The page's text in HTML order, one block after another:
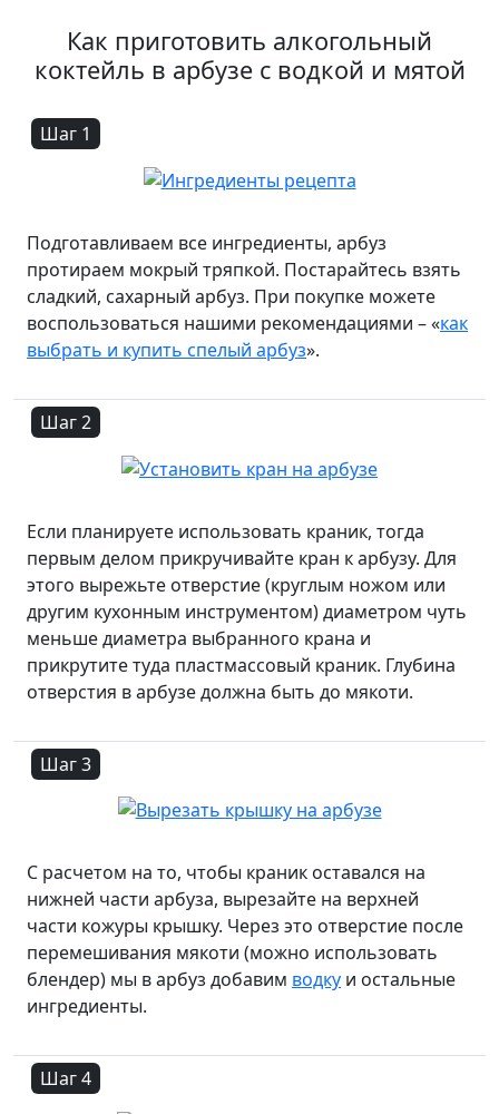
Как приготовить алкогольный
коктейль в арбузе с водкой и мятой
Шаг 1
Подготавливаем все ингредиенты, арбуз
протираем мокрый тряпкой. Постарайтесь взять
сладкий, сахарный арбуз. При покупке можете
воспользоваться нашими рекомендациями – «как
выбрать и купить спелый арбуз».
Шаг 2
Если планируете использовать краник, тогда
первым делом прикручивайте кран к арбузу. Для
этого вырежьте отверстие (круглым ножом или
другим кухонным инструментом) диаметром чуть
меньше диаметра выбранного крана и
прикрутите туда пластмассовый краник. Глубина
отверстия в арбузе должна быть до мякоти.
Шаг 3
С расчетом на то, чтобы краник оставался на
нижней части арбуза, вырезайте на верхней
части кожуры крышку. Через это отверстие после
перемешивания мякоти (можно использовать
блендер) мы в арбуз добавим водку и остальные
ингредиенты.
Шаг 4